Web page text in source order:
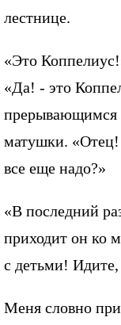
лестнице.
«Это
«Да! - это
прерывающимся
матушки.
все еще надо?»
«В последний
приходит он ко
с детьми!
Меня словно